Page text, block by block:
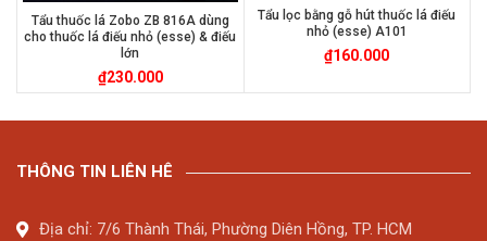
Tẩu thuốc lá Zobo ZB 816A dùng
cho thuốc lá điếu nhỏ (esse) & điếu
lớn
₫230.000
Tẩu lọc bằng gỗ hút thuốc lá điếu
nhỏ (esse) A101
₫160.000
THÔNG TIN LIÊN HÊ
Địa chỉ: 7/6 Thành Thái, Phường Diên Hồng, TP. HCM